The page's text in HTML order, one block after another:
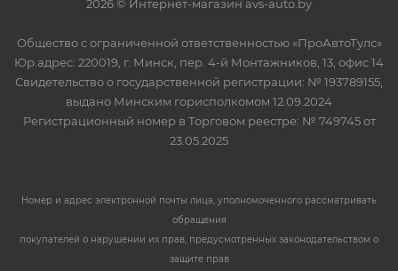
2026 © Интернет-магазин avs-auto.by
Общество с ограниченной ответственностью «ПроАвтоТулс»
Юр.адрес: 220019, г. Минск, пер. 4-й Монтажников, 13, офис 14
Свидетельство о государственной регистрации: № 193789155,
выдано Минским горисполкомом 12.09.2024
Регистрационный номер в Торговом реестре: № 749745 от
23.05.2025
Номер и адрес электронной почты лица, уполномоченного рассматривать
обращения
покупателей о нарушении их прав, предусмотренных законодательством о
защите прав